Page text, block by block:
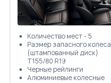
Количество мест - 5
Размер запасного колеса
(штампованный диск)
T155/80 R19
Черные рейлинги
Алюминиевые колесные